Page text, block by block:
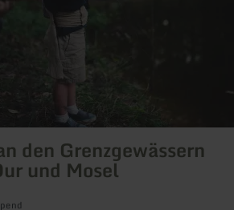
den Grenzgewässern
und Mosel